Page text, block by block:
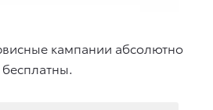
кампании абсолютно
бесплатны.